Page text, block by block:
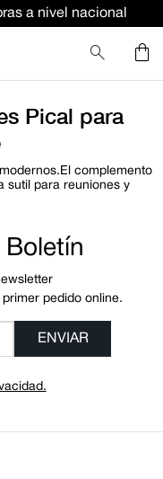
a nivel nacional
Pical para
complemento
sutil para reuniones y
pedido online.
ENVIAR